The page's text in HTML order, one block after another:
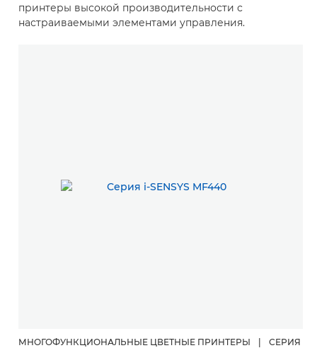
принтеры высокой производительности с
настраиваемыми элементами управления.
МНОГОФУНКЦИОНАЛЬНЫЕ ЦВЕТНЫЕ ПРИНТЕРЫ
СЕРИЯ